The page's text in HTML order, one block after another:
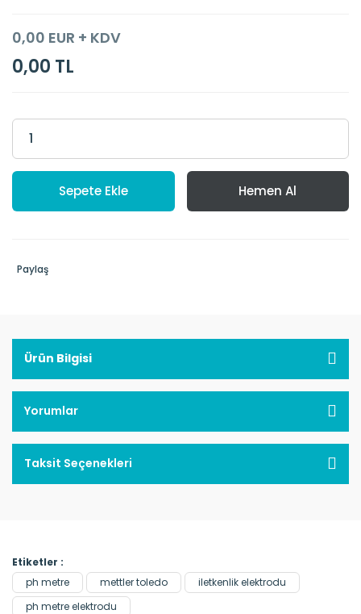
0,00 EUR + KDV
0,00 TL
Sepete Ekle Hemen Al
Paylaş
Ürün Bilgisi
Yorumlar
Taksit Seçenekleri
Etiketler :
ph metre
mettler toledo
iletkenlik elektrodu
ph metre elektrodu